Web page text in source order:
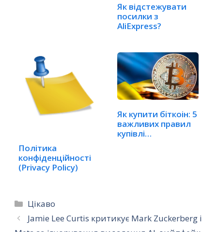
Як відстежувати
посилки з
AliExpress?
Політика
конфіденційності
(Privacy Policy)
Як купити біткоін: 5
важливих правил
купівлі
Категорії
Цікаво
Jamie Lee Curtis критикує Mark Zuckerberg і